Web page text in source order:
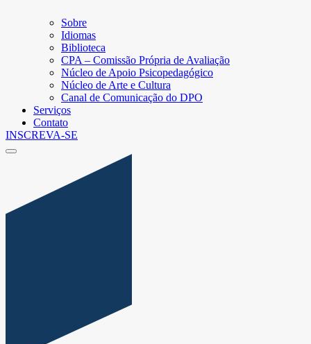
Sobre
Idiomas
Biblioteca
CPA – Comissão Própria de Avaliação
Núcleo de Apoio Psicopedagógico
Núcleo de Arte e Cultura
Canal de Comunicação do DPO
Serviços
Contato
INSCREVA-SE